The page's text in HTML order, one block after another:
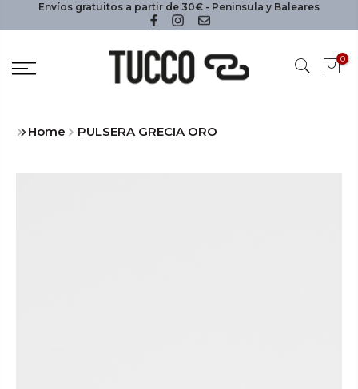
Envíos gratuitos a partir de 30€ - Peninsula y Baleares
0
Home PULSERA GRECIA ORO